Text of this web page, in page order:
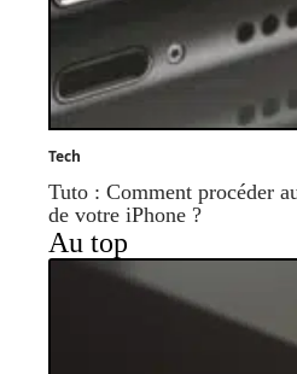
Tech
Tuto : Comment procéder
de votre iPhone ?
Au top